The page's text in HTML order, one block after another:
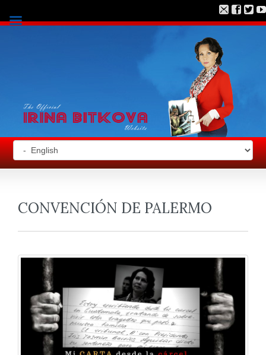
CONVENCIÓN DE PALERMO